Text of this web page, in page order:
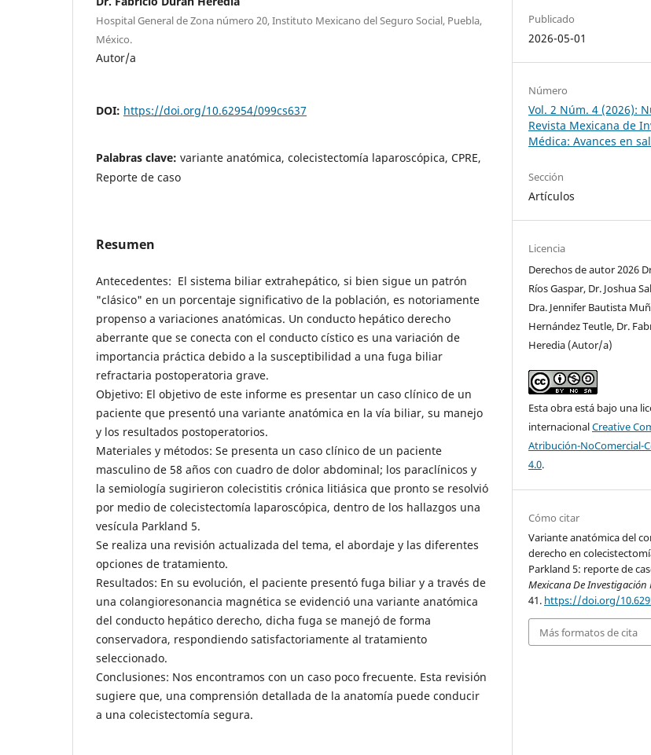
Hospital General de Zona número 20, Instituto Mexicano del Seguro Social, Puebla,
México.
Autor/a
DOI: https://doi.org/10.62954/099cs637
Palabras clave: variante anatómica, colecistectomía laparoscópica, CPRE,
Reporte de caso
Resumen
Antecedentes: El sistema biliar extrahepático, si bien sigue un patrón
"clásico" en un porcentaje significativo de la población, es notoriamente
propenso a variaciones anatómicas. Un conducto hepático derecho
aberrante que se conecta con el conducto cístico es una variación de
importancia práctica debido a la susceptibilidad a una fuga biliar
refractaria postoperatoria grave.
Objetivo: El objetivo de este informe es presentar un caso clínico de un
paciente que presentó una variante anatómica en la vía biliar, su manejo
y los resultados postoperatorios.
Materiales y métodos: Se presenta un caso clínico de un paciente
masculino de 58 años con cuadro de dolor abdominal; los paraclínicos y
la semiología sugirieron colecistitis crónica litiásica que pronto se resolvió
por medio de colecistectomía laparoscópica, dentro de los hallazgos una
vesícula Parkland 5.
Se realiza una revisión actualizada del tema, el abordaje y las diferentes
opciones de tratamiento.
Resultados: En su evolución, el paciente presentó fuga biliar y a través de
una colangioresonancia magnética se evidenció una variante anatómica
del conducto hepático derecho, dicha fuga se manejó de forma
conservadora, respondiendo satisfactoriamente al tratamiento
seleccionado.
Conclusiones: Nos encontramos con un caso poco frecuente. Esta revisión
sugiere que, una comprensión detallada de la anatomía puede conducir
a una colecistectomía segura.
Publicado
2026-05-01
Número
Vol. 2 Núm. 4 (2026):
Revista Mexicana de
Médica: Avances en
Sección
Artículos
Licencia
Derechos de autor 2026
Ríos Gaspar, Dr. Joshua
Dra. Jennifer Bautista
Hernández Teutle, Dr.
Heredia (Autor/a)
Esta obra está bajo una
internacionalCreative
Atribución-NoComercial-
4.0.
Cómo citar
Variante anatómica del
derecho en
Parkland 5: reporte de
Mexicana De Investigación
41. https://doi.org/
Más formatos de cita